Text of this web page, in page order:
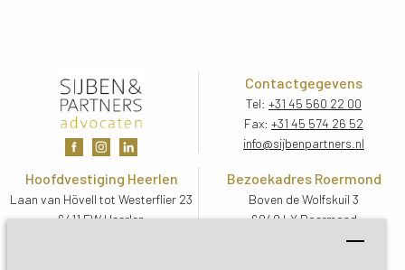
Contactgegevens
Tel: +31 45 560 22 00
Fax: +31 45 574 26 52
info@sijbenpartners.nl
Hoofdvestiging Heerlen
Laan van Hövell tot Westerflier 23
6411 EW Heerlen
Bezoekadres Roermond
Boven de Wolfskuil 3
6049 LX Roermond
Routebeschrijving